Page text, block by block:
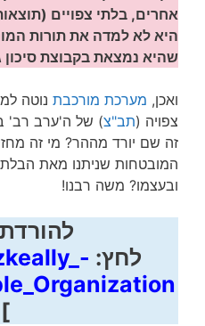
אחרים, בלתי צפויים
היא לא למדה את תורות
שהיא נמצאת בקבוצת סיכון
ואכן, מערכת מורכבת נוטה
צפויה (תב"צ) של ה'ערב רב'
זה שם יורד מההר? מי זה
המובטחות שניתנו מאת הבלתי
ובעצמו? משה רבנו!
לחץ:
]